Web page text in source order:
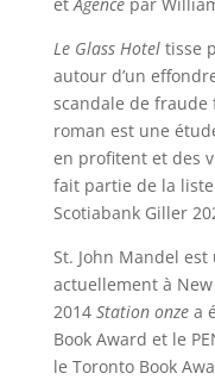
Le Glass Hoteltisse
autour d’un
scandale de fraude
roman est une
en profitent et des
fait partie de la
Scotiabank Giller
St. John Mandel
actuellement à
2014 Station onzea
Book Award et le
le Toronto Book